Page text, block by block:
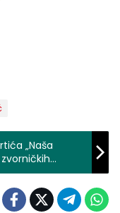
„Naša